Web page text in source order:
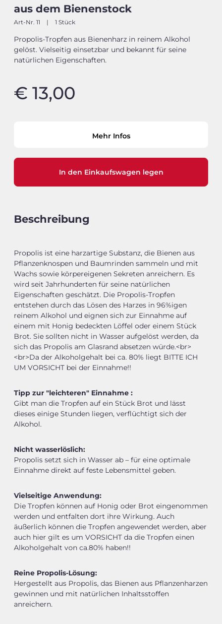
aus dem Bienenstock
Art-Nr. 11 | 1 Stück
Propolis-Tropfen aus Bienenharz in reinem Alkohol
gelöst. Vielseitig einsetzbar und bekannt für seine
natürlichen Eigenschaften.
€ 13,00
Mehr Infos
In den Einkaufswagen legen
Beschreibung
Propolis ist eine harzartige Substanz, die Bienen aus
Pflanzenknospen und Baumrinden sammeln und mit
Wachs sowie körpereigenen Sekreten anreichern. Es
wird seit Jahrhunderten für seine natürlichen
Eigenschaften geschätzt. Die Propolis-Tropfen
entstehen durch das Lösen des Harzes in 96%igen
reinem Alkohol und eignen sich zur Einnahme auf
einem mit Honig bedeckten Löffel oder einem Stück
Brot. Sie sollten nicht in Wasser aufgelöst werden, da
sich das Propolis am Glasrand absetzen würde.<br>
<br>Da der Alkoholgehalt bei ca. 80% liegt BITTE ICH
UM VORSICHT bei der Einnahme!!
Tipp zur "leichteren" Einnahme :
Gibt man die Tropfen auf ein Stück Brot und lässt
dieses einige Stunden liegen, verflüchtigt sich der
Alkohol.
Nicht wasserlöslich:
Propolis setzt sich in Wasser ab – für eine optimale
Einnahme direkt auf feste Lebensmittel geben.
Vielseitige Anwendung:
Die Tropfen können auf Honig oder Brot eingenommen
werden und entfalten dort ihre Wirkung. Auch
äußerlich können die Tropfen angewendet werden, aber
auch hier gilt es um VORSICHT da die Tropfen einen
Alkoholgehalt von ca.80% haben!!
Reine Propolis-Lösung:
Hergestellt aus Propolis, das Bienen aus Pflanzenharzen
gewinnen und mit natürlichen Inhaltsstoffen
anreichern.